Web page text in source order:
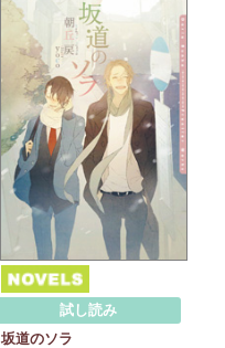
試し読み
坂道のソラ